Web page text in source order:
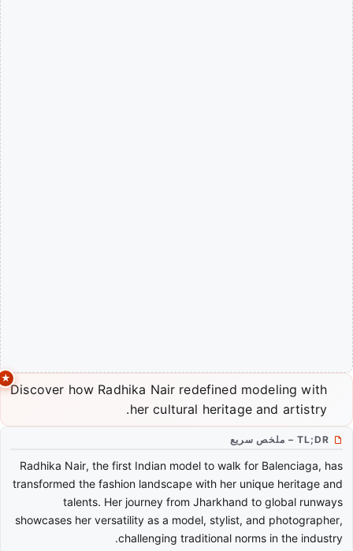
Discover how Radhika Nair redefined modeling with
her cultural heritage and artistry.
TL;DR – ملخص سريع
Radhika Nair, the first Indian model to walk for Balenciaga, has
transformed the fashion landscape with her unique heritage and
talents. Her journey from Jharkhand to global runways
showcases her versatility as a model, stylist, and photographer,
challenging traditional norms in the industry.